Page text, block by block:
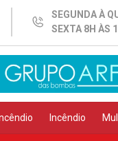
SEGUNDA À
SEXTA 8H ÀS
Incêndio
2º